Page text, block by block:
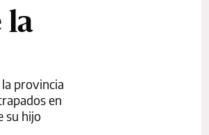
la
provincia
en
su hijo